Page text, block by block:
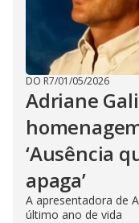
DO R7/01/05/2026
Adriane
‘Ausência
apaga’
A apresentadora de
último ano de vida